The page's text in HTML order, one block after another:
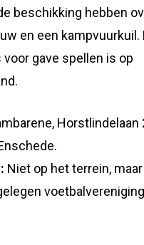
beschikking hebben
en een kampvuurkuil.
voor gave spellen is op
Horstlindelaan
Niet op het terrein,